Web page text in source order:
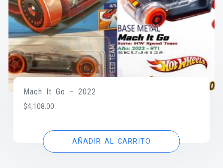
Mach It Go – 2022
$4,108.00
AÑADIR AL CARRITO